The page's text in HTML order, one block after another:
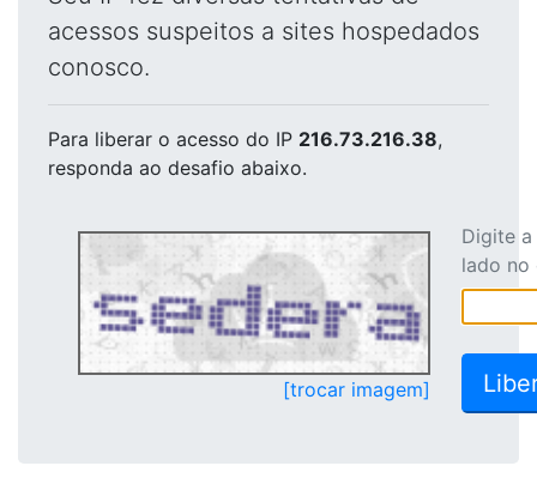
acessos suspeitos a sites hospedados
conosco.
Para liberar o acesso do IP 216.73.216.38,
responda ao desafio abaixo.
[trocar imagem]
Digite
lado no